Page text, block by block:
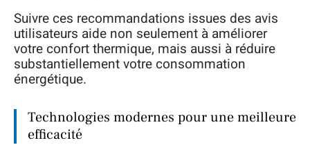
Suivre ces recommandations issues des avis
utilisateurs aide non seulement à améliorer
votre confort thermique, mais aussi à réduire
substantiellement votre consommation
énergétique.
Technologies modernes pour une meilleure
efficacité